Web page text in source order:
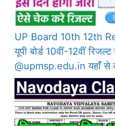
UP Board 10th 12th
यूपी बोर्ड 10वीं-12वीं रिजल्ट
@upmsp.edu.in यहाँ